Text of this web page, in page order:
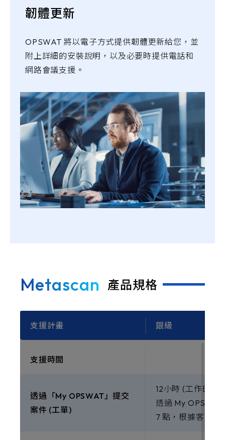
韌體更新
OPSWAT 將以電子方式提供韌體更新給您，並
附上詳細的安裝說明，以及必要時提供電話和
網路會議支援。
Metascan 產品規格
支援計畫 銀級
支援時間
透過「My OPSWAT」提交
案件 (工單)
12小時 (工作日內)
透過 My
7 點，根據客戶